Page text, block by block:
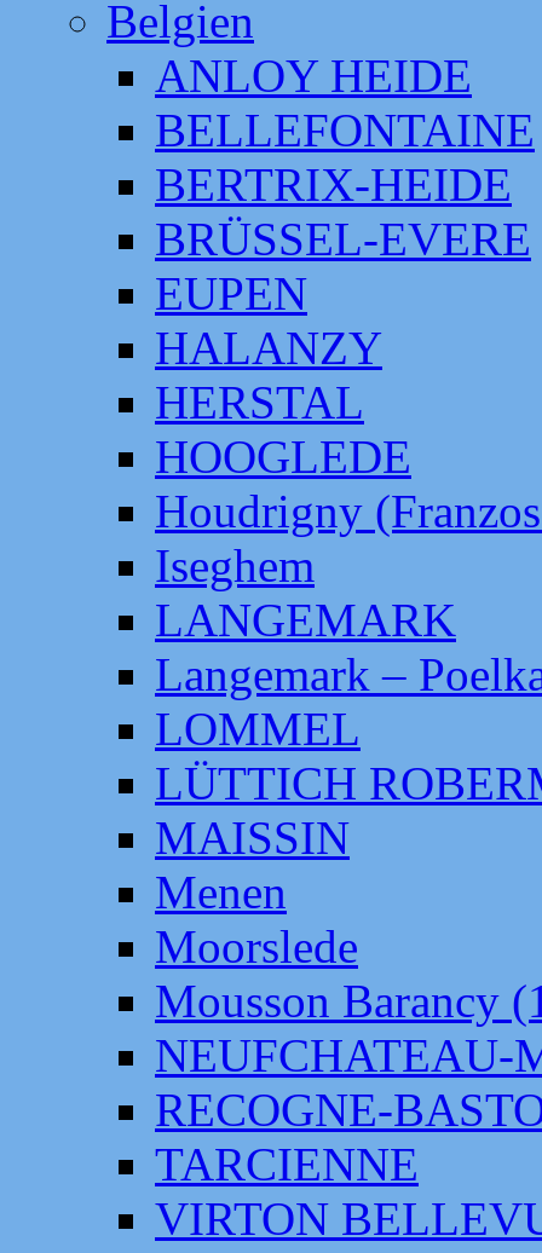
Belgien
ANLOY HEIDE
BELLEFONTAINE
BERTRIX-HEIDE
BRÜSSEL-EVERE
EUPEN
HALANZY
HERSTAL
HOOGLEDE
Houdrigny
Iseghem
LANGEMARK
Langemark –
LOMMEL
LÜTTICH
MAISSIN
Menen
Moorslede
Mousson Barancy
NEUFCHATEAU-
RECOGNE-
TARCIENNE
VIRTON